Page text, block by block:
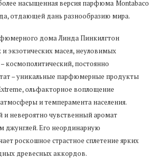
насыщенная версия парфюма Montabaco
отдающей дань разнообразию мира.
дома Линда Пинкилгтон
экзотических масел, неуловимых
космополитический, постоянно
– уникальные парфюмерные продукты
ольфакторное воплощение
и темперамента населения.
и невероятно чувственный аромат
джунглей. Его неординарную
роскошное страстное сплетение ярких
древесных аккордов.